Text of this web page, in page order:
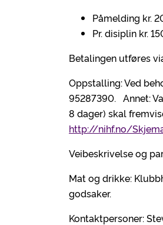
Påmelding kr.
Pr. disiplin kr.
Betalingen utføres
Oppstalling: Ved
95287390. Annet:
8 dager) skal
http://nihf.no/
Veibeskrivelse og
Mat og drikke:
godsaker.
Kontaktpersoner: